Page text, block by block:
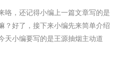
咯，还记得小编上一篇文章写的是
？好了，接下来小编先来简单介绍
天小编要写的是王源抽烟主动道